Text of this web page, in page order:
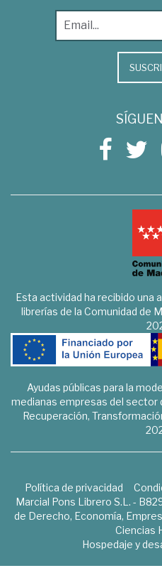
Esta actividad ha recibido una
librerías de la Comunidad de
Ayudas públicas para la
medianas empresas del sector
Recuperación,
Política de privacidad
Marcial Pons Librero S.L. -
de Derecho, Economía,
Ciencias
Hospedaje y